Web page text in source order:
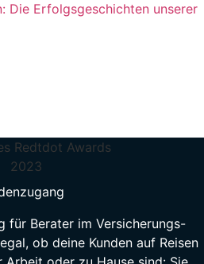
Die Erfolgsgeschichten unserer
für Berater im Versicherungs-
ob deine Kunden auf Reisen